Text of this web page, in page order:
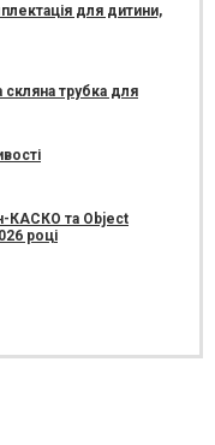
для дитини,
скляна трубка для
КАСКО та Object
році